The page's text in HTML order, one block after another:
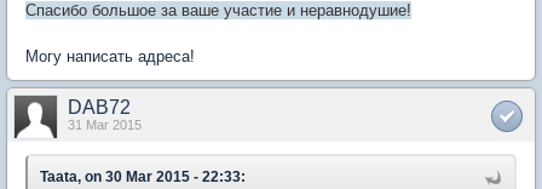
Спасибо большое за ваше участие и неравнодушие!
Могу написать адреса!
DAB72
31 Mar 2015
Taata, on 30 Mar 2015 - 22:33: